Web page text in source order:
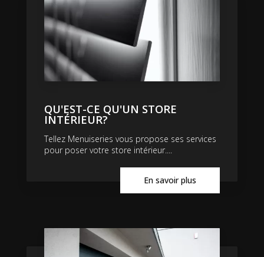
QU'EST-CE QU'UN STORE
INTÉRIEUR?
Tellez Menuiseries vous propose ses services
pour poser votre store intérieur....
En savoir plus